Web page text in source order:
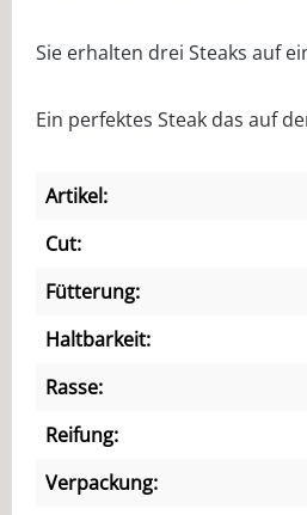
Sie erhalten drei Steaks auf
Ein perfektes Steak das auf
Artikel:
Cut:
Fütterung:
Haltbarkeit:
Rasse:
Reifung:
Verpackung: